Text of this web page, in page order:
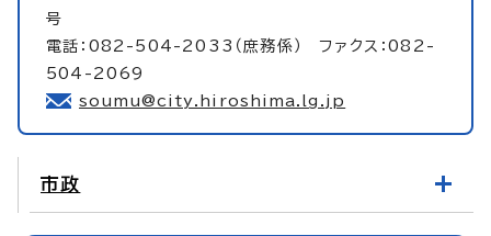
号
電話：082-504-2033（庶務係） ファクス：082-
504-2069
soumu@city.hiroshima.lg.jp
市政